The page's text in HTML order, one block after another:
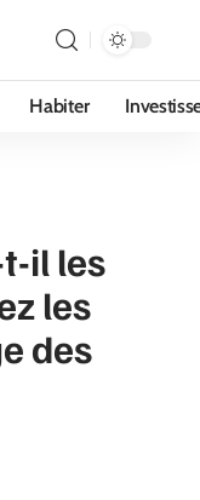
Habiter
il les
les
des